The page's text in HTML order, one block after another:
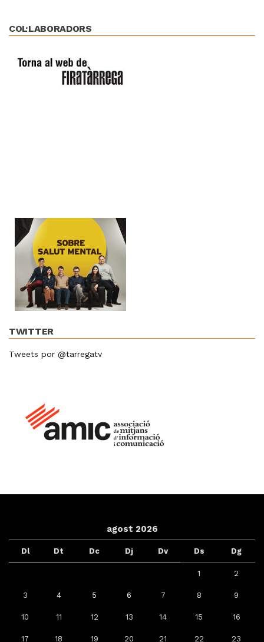
COL·LABORADORS
TWITTER
Tweets por @tarregatv
agost 2026
Dl Dt Dc Dj Dv Ds Dg
1 2
3 4 5 6 7 8 9
10 11 12 13 14 15 16
17 18 19 20 21 22 23